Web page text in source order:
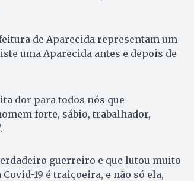
de Aparecida representam um
uma Aparecida antes e depois de
dor para todos nós que
forte, sábio, trabalhador,
guerreiro e que lutou muito
19 é traiçoeira, e não só ela,